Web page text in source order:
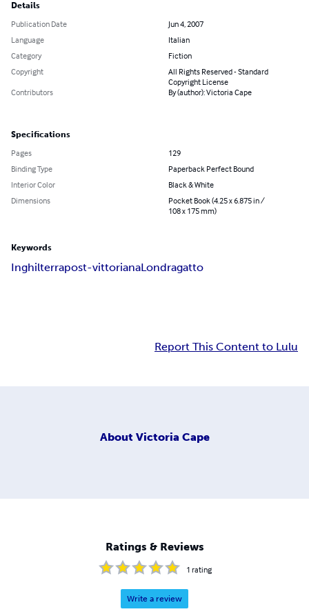
Details
Publication Date
Jun 4, 2007
Language
Italian
Category
Fiction
Copyright
All Rights Reserved - Standard
Copyright License
Contributors
By (author): Victoria Cape
Specifications
Pages
129
Binding Type
Paperback Perfect Bound
Interior Color
Black & White
Dimensions
Pocket Book (4.25 x 6.875 in /
108 x 175 mm)
Keywords
Inghilterrapost-vittorianaLondragatto
Report This Content to Lulu
About Victoria Cape
Ratings & Reviews
1 rating
Write a review